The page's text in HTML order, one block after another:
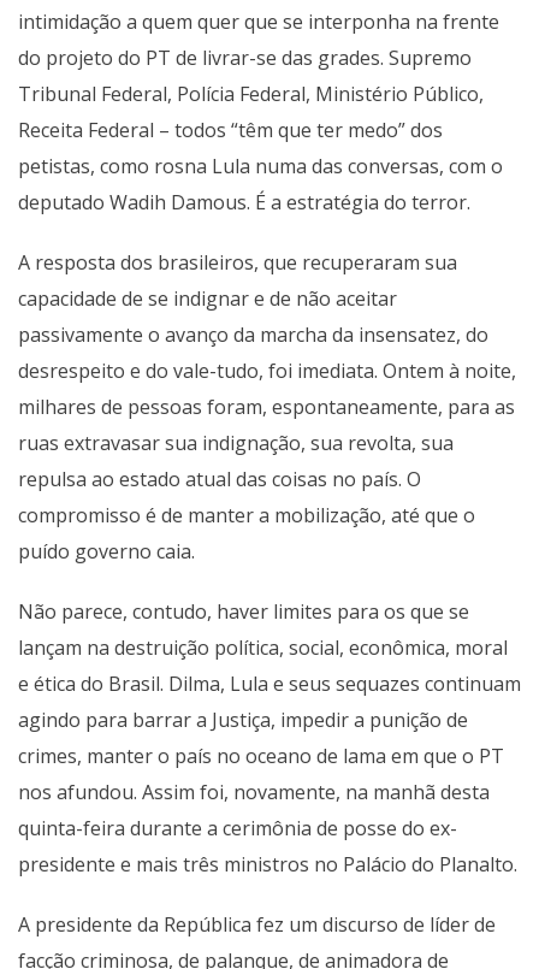
intimidação a quem quer que se interponha na frente
do projeto do PT de livrar-se das grades. Supremo
Tribunal Federal, Polícia Federal, Ministério Público,
Receita Federal – todos “têm que ter medo” dos
petistas, como rosna Lula numa das conversas, com o
deputado Wadih Damous. É a estratégia do terror.
A resposta dos brasileiros, que recuperaram sua
capacidade de se indignar e de não aceitar
passivamente o avanço da marcha da insensatez, do
desrespeito e do vale-tudo, foi imediata. Ontem à noite,
milhares de pessoas foram, espontaneamente, para as
ruas extravasar sua indignação, sua revolta, sua
repulsa ao estado atual das coisas no país. O
compromisso é de manter a mobilização, até que o
puído governo caia.
Não parece, contudo, haver limites para os que se
lançam na destruição política, social, econômica, moral
e ética do Brasil. Dilma, Lula e seus sequazes continuam
agindo para barrar a Justiça, impedir a punição de
crimes, manter o país no oceano de lama em que o PT
nos afundou. Assim foi, novamente, na manhã desta
quinta-feira durante a cerimônia de posse do ex-
presidente e mais três ministros no Palácio do Planalto.
A presidente da República fez um discurso de líder de
facção criminosa, de palanque, de animadora de